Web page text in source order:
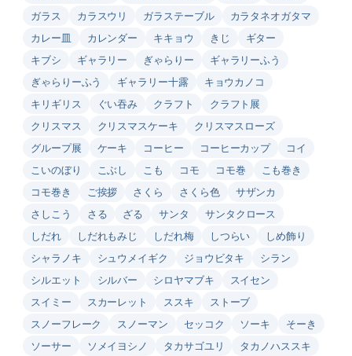
ガラス
カラスウリ ガラステーブル
カラタネオガタマ
カレー皿
カレンダー キキョウ きじ
ギター
キブシ
ギャラリー ぎゃらりー
ギャラリーふう
ぎゃらりーふう
ギャラリー十露
キョウカノコ
キリギリス
ぐい吞み クラフト
クラフト展
クリスマス
クリスマスケーキ
クリスマスローズ
グループ展
ケーキ コーヒー コーヒーカップ
コイ
こいのぼり
こぶし こも コモ コモ巻
こも巻き
コモ巻き
ご挨拶 さくら さくら色
サザンカ
さしこう
さる ざる サンタ
サンタクロース
しだれ
しだれもみじ しだれ梅 しつらい
しめ飾り
シャラノキ
シュウメイギク ジョウビタキ
シラン
シルエット
シルバー シロヤマブキ
スイセン
スイミー
スカーレット ススキ
ストーブ
スノーフレーク
スノーマン セッコク ソーキ
そーき
ソーサー
ソメイヨシノ タカサゴユリ
タカノハススキ